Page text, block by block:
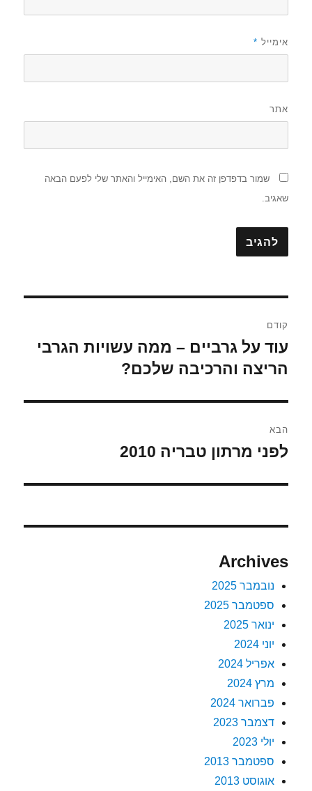
אימייל *
אתר
שמור בדפדפן זה את השם, האימייל והאתר שלי לפעם הבאה
שאגיב.
קודם
הפוסט
הקודם:
עוד על גרביים – ממה עשויות הגרבי
הריצה והרכיבה שלכם?
הבא
הפוסט
לפני מרתון טבריה 2010
Archives
נובמבר 2025
ספטמבר 2025
ינואר 2025
יוני 2024
אפריל 2024
מרץ 2024
פברואר 2024
דצמבר 2023
יולי 2023
ספטמבר 2013
אוגוסט 2013